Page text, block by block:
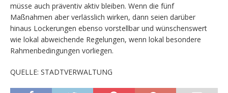
müsse auch präventiv aktiv bleiben. Wenn die fünf
Maßnahmen aber verlässlich wirken, dann seien darüber
hinaus Lockerungen ebenso vorstellbar und wünschenswert
wie lokal abweichende Regelungen, wenn lokal besondere
Rahmenbedingungen vorliegen.
QUELLE: STADTVERWALTUNG